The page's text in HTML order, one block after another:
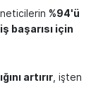
%94'ü
başarısı için
artırır, işten